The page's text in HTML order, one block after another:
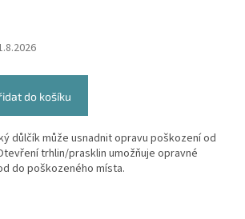
do košíku
důlčík může usnadnit opravu poškození od
trhlin/prasklin umožňuje opravné
do poškozeného místa.